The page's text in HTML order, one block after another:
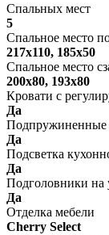
Спальных мест
5
Спальное место
217x110, 185x50
Спальное место
200x80, 193x80
Кровати с
Да
Подпружиненные
Да
Подсветка
Да
Подголовники на
Да
Отделка мебели
Cherry Select